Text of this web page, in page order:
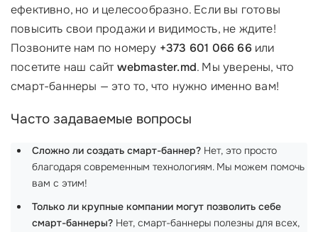
ефективно, но и целесообразно. Если вы готовы
повысить свои продажи и видимость, не ждите!
Позвоните нам по номеру +373 601 066 66или
посетите наш сайтwebmaster.md. Мы уверены, что
смарт-баннеры — это то, что нужно именно вам!
Часто задаваемые вопросы
Сложно ли создать смарт-баннер? Нет, это просто
благодаря современным технологиям. Мы можем помочь
вам с этим!
Только ли крупные компании могут позволить себе
смарт-баннеры? Нет, смарт-баннеры полезны для всех,